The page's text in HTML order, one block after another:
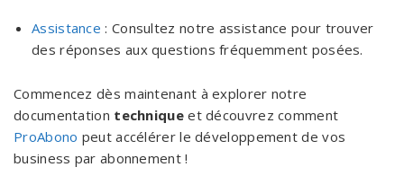
Assistance : Consultez notre assistance pour trouver
des réponses aux questions fréquemment posées.
Commencez dès maintenant à explorer notre
documentation techniqueet découvrez comment
ProAbono peut accélérer le développement de vos
business par abonnement !